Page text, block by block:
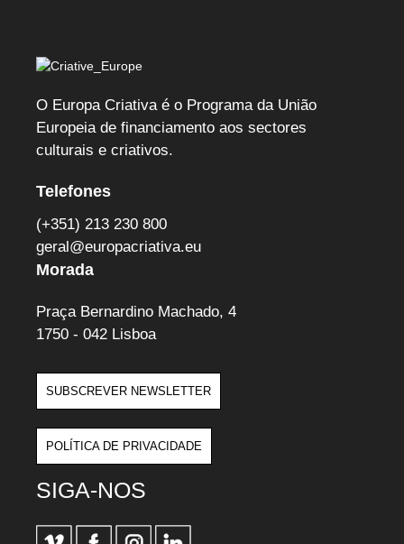
O Europa Criativa é o Programa da União
Europeia de financiamento aos sectores
culturais e criativos.
Telefones
(+351) 213 230 800
geral@europacriativa.eu
Morada
Praça Bernardino Machado, 4
1750 - 042 Lisboa
SUBSCREVER NEWSLETTER
POLÍTICA DE PRIVACIDADE
SIGA-NOS